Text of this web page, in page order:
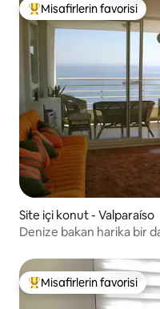
Misafirlerin
Misafirlerin favorisi
Site içi konut - Valparaíso
Denize bakan harika bir
Misafirlerin favorilerinden
Misafirlerin favorisi